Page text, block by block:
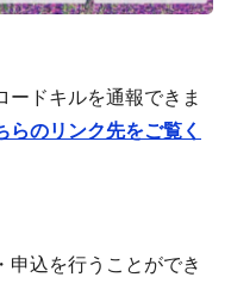
ードキルを通報できま
のリンク先をご覧く
申込を行うことができ